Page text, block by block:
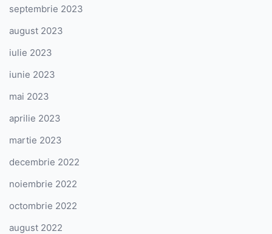
septembrie 2023
august 2023
iulie 2023
iunie 2023
mai 2023
aprilie 2023
martie 2023
decembrie 2022
noiembrie 2022
octombrie 2022
august 2022